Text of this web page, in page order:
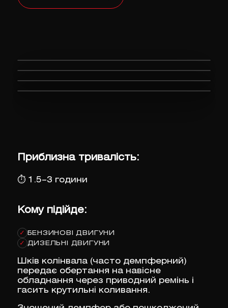
Приблизна тривалість:
⏱ 1.5–3 години
Кому підійде:
✓ БЕНЗИНОВІ ДВИГУНИ
✓ ДИЗЕЛЬНІ ДВИГУНИ
Шків колінвала (часто демпферний)
передає обертання на навісне
обладнання через приводний ремінь і
гасить крутильні коливання.